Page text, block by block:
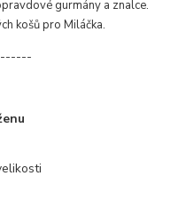
gurmány a znalce.
košů pro Miláčka.